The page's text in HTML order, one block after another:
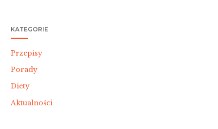
KATEGORIE
Przepisy
Porady
Diety
Aktualności